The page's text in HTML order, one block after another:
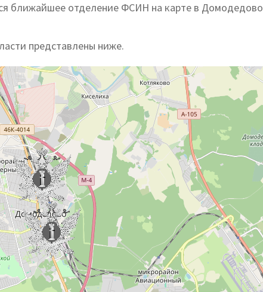
ближайшее отделение ФСИН на карте в Домодедово
представлены ниже.